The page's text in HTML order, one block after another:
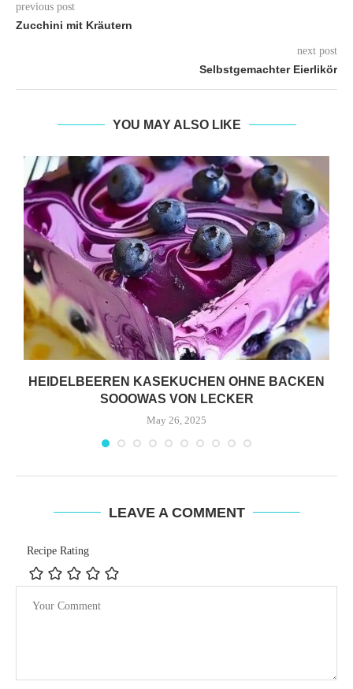
previous post
Zucchini mit Kräutern
next post
Selbstgemachter Eierlikör
YOU MAY ALSO LIKE
HEIDELBEEREN KASEKUCHEN OHNE BACKEN
SOOOWAS VON LECKER
May 26, 2025
LEAVE A COMMENT
Recipe Rating